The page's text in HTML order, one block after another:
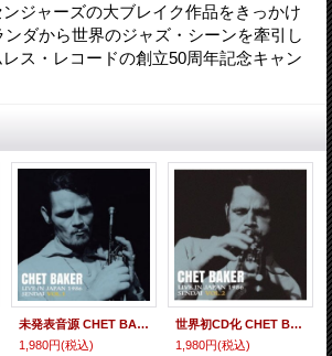
ジャーズの大ブレイク作品をきっかけ
ンダから世界のジャズ・シーンを牽引し
ス・レコードの創立50周年記念キャン
未発表音源 CHET BAKER チェット・ベイカー / ライヴ・イン・ジャパン〜1986 仙台 Vol.1 [CD]] (SOLID/JAZZGIANTS)
1,980円(税込)
世界初CD化 CHET BAKER チェット・ベイカー / ライヴ・イン・ジャパン〜1986 仙台 Vol.2[CD]] (SOLID/TIMELESS)
1,980円(税込)